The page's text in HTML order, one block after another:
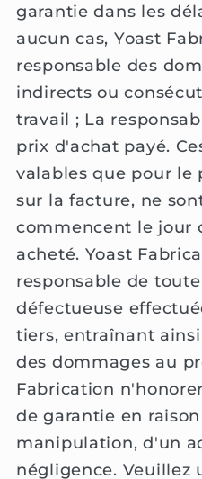
garantie dans les
aucun cas, Yoast
responsable des
indirects ou
travail ; La
prix d'achat payé.
valables que pour
sur la facture, ne
commencent le jour
acheté. Yoast
responsable de
défectueuse
tiers, entraînant
des dommages au
Fabrication
de garantie en
manipulation, d'un
négligence. Veuillez